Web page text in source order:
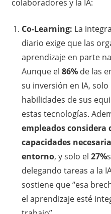
colaboradores y la IA:
Co-Learning: La
diario exige que las
aprendizaje en parte
Aunque el 86%de las
su inversión en IA, solo
habilidades de sus
estas tecnologías.
empleados considera
capacidades
entorno, y solo el 27%
delegando tareas a la
sostiene que “esa
el aprendizaje esté